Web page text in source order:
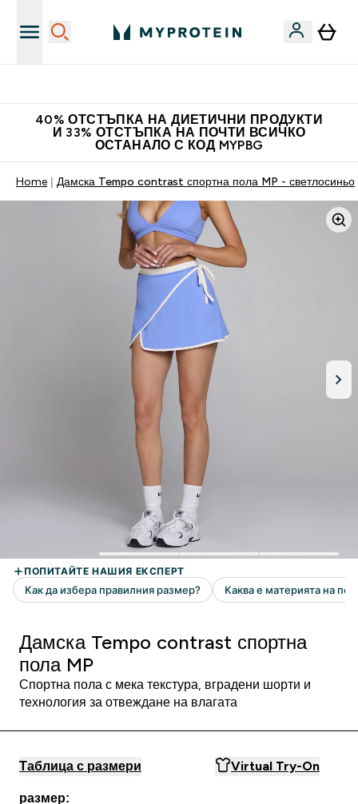
40% ОТСТЪПКА НА ДИЕТИЧНИ ПРОДУКТИ
И 33% ОТСТЪПКА НА ПОЧТИ ВСИЧКО
ОСТАНАЛО С КОД MYPBG
Home Дамска Tempo contrast спортна пола MP - светлосиньо
Дамска Tempo contrast спортна
пола MP
Спортна пола с мека текстура, вградени шорти и
технология за отвеждане на влагата
Таблица с размери Virtual Try-On
размер: